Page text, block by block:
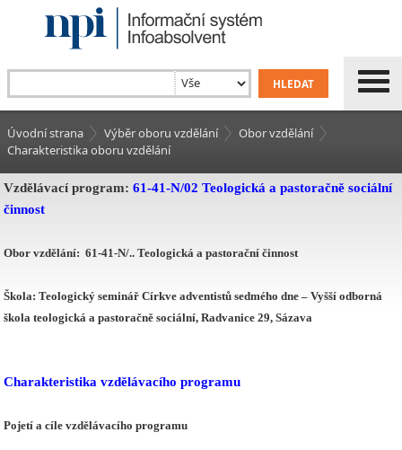
Úvodní strana Výběr oboru vzdělání
Obor vzdělání
Charakteristika oboru vzdělání
Vzdělávací program: 61-41-N/02 Teologická a pastoračně sociální
činnost
Obor vzdělání: 61-41-N/.. Teologická a pastorační činnost
Škola: Teologický seminář Církve adventistů sedmého dne – Vyšší odborná
škola teologická a pastoračně sociální, Radvanice 29, Sázava
Charakteristika vzdělávacího programu
Pojetí a cíle vzdělávacího programu